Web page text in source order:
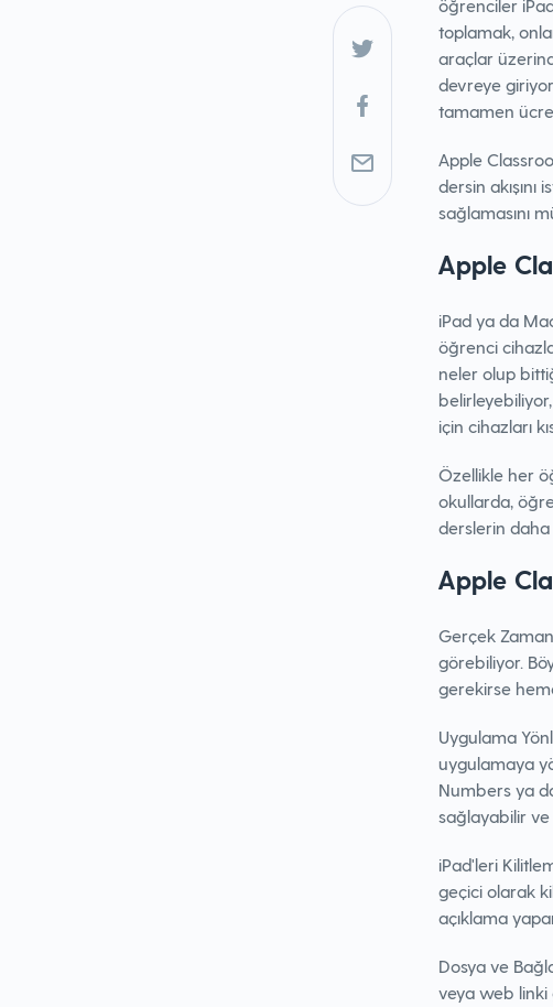
öğrenciler
toplamak,
araçlar
devreye
tamamen
Apple
dersin
sağlamasını
Apple
iPad ya da
öğrenci
neler olup
için cihazları
Özellikle her
okullarda,
derslerin daha
Apple
Gerçek
görebiliyor.
gerekirse
Uygulama
uygulamaya
Numbers ya
sağlayabilir
iPad'leri
geçici olarak
açıklama
Dosya ve
veya web linki